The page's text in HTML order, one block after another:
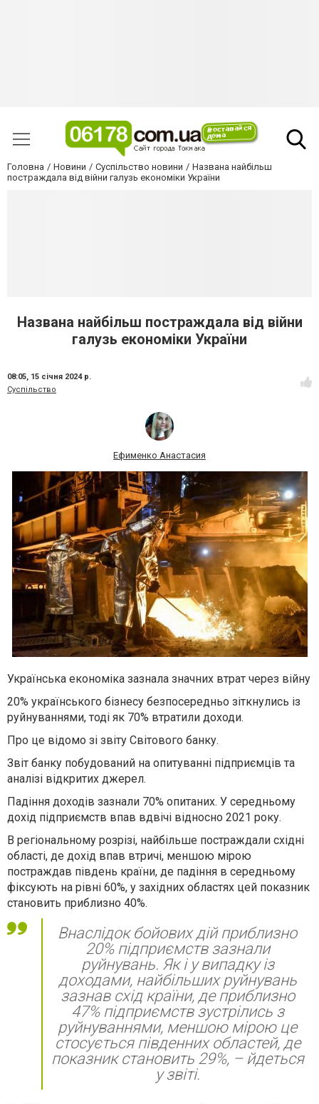
Головна Новини Суспільство новини
Названа найбільш
постраждала від війни галузь економіки України
Названа найбільш постраждала від війни
галузь економіки України
08:05, 15 січня 2024 р.
Суспільство
Ефименко Анастасия
Українська економіка зазнала значних втрат через війну
20% українського бізнесу безпосередньо зіткнулись із
руйнуваннями, тоді як 70% втратили доходи.
Про це відомо зі звіту Світового банку.
Звіт банку побудований на опитуванні підприємців та
аналізі відкритих джерел.
Падіння доходів зазнали 70% опитаних. У середньому
дохід підприємств впав вдвічі відносно 2021 року.
В регіональному розрізі, найбільше постраждали східні
області, де дохід впав втричі, меншою мірою
постраждав південь країни, де падіння в середньому
фіксують на рівні 60%, у західних областях цей показник
становить приблизно 40%.
Внаслідок бойових дій приблизно
20% підприємств зазнали
руйнувань. Як і у випадку із
доходами, найбільших руйнувань
зазнав схід країни, де приблизно
47% підприємств зустрілись з
руйнуваннями, меншою мірою це
стосується південних областей, де
показник становить 29%, – йдеться
у звіті.